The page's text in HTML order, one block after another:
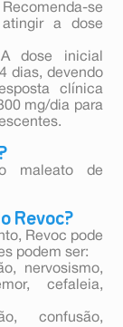
se
a dose
dose inicial
dias, devendo
clínica
mg/dia para
maleato de
Revoc?
Revoc pode
podem ser:
nervosismo,
cefaleia,
confusão,